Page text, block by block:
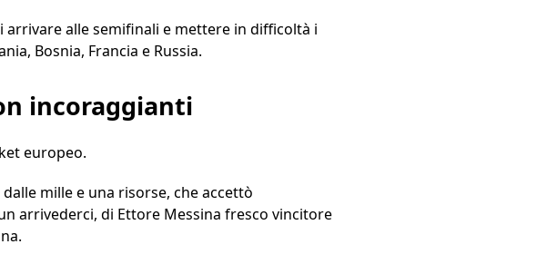
alle semifinali e mettere in difficoltà i
Bosnia, Francia e Russia.
incoraggianti
europeo.
mille e una risorse, che accettò
arrivederci, di Ettore Messina fresco vincitore